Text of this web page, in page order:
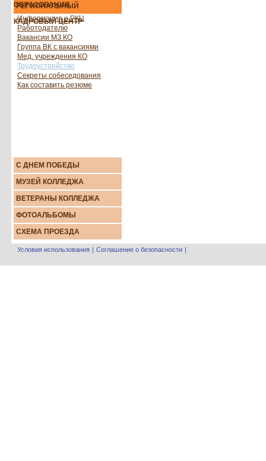
ОБРАЗОВАНИЯ
РЕГИОНАЛЬНЫЙ
КАДРОВЫЙ ЦЕНТР
Информация о РКЦ
Работодателю
Вакансии МЗ КО
Группа ВК с вакансиями
Мед. учреждения КО
Трудоустройство
Секреты собеседования
Как составить резюме
С ДНЕМ ПОБЕДЫ
МУЗЕЙ КОЛЛЕДЖА
ВЕТЕРАНЫ КОЛЛЕДЖА
ФОТОАЛЬБОМЫ
СХЕМА ПРОЕЗДА
Условия использования | Соглашение о безопасности |